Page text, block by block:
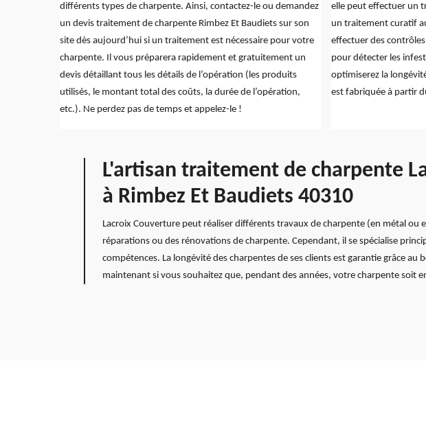
différents types de charpente. Ainsi, contactez-le ou demandez
un devis traitement de charpente Rimbez Et Baudiets sur son
site dès aujourd’hui si un traitement est nécessaire pour votre
charpente. Il vous préparera rapidement et gratuitement un
devis détaillant tous les détails de l’opération (les produits
utilisés, le montant total des coûts, la durée de l’opération,
etc.). Ne perdez pas de temps et appelez-le !
elle peut effectuer un
un traitement curatif
effectuer des
pour détecter les
optimiserez la
est fabriquée à partir
L'artisan traitement de charpente
à Rimbez Et Baudiets 40310
Lacroix Couverture peut réaliser différents travaux de charpente (en métal ou
réparations ou des rénovations de charpente. Cependant, il se spécialise
compétences. La longévité des charpentes de ses clients est garantie grâce
maintenant si vous souhaitez que, pendant des années, votre charpente soit